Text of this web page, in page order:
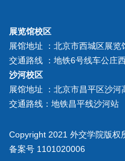
展览馆校区
展馆地址 ：北京市西城区展览
交通路线 ：地铁6号线车公庄
沙河校区
展馆地址 ：北京市昌平区沙河
交通路线：地铁昌平线沙河站
Copyright 2021 外交学院版权
备案号 1101020006